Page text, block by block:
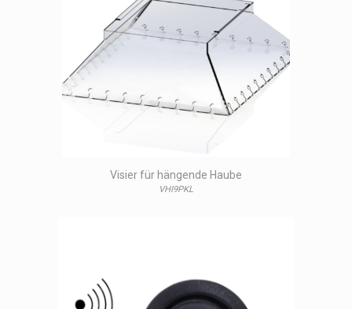
Visier für hängende Haube
VHI9PKL